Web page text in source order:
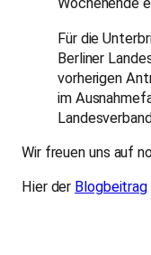
Wochenende
Für die
Berliner
vorherigen
im
Wir freuen uns auf
Hier der Blogbeitrag